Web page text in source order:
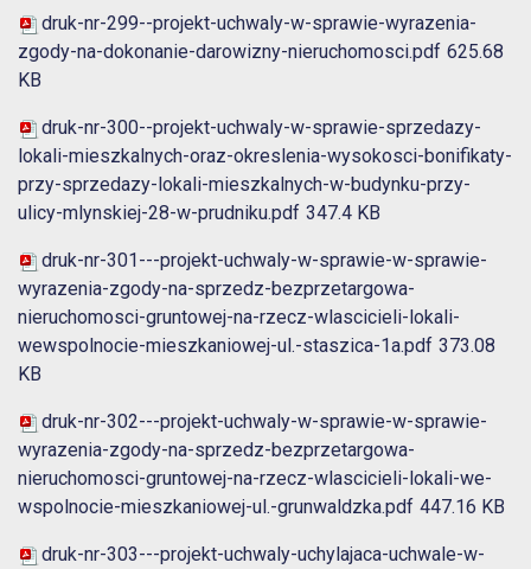
druk-nr-299--projekt-uchwaly-w-sprawie-wyrazenia-
zgody-na-dokonanie-darowizny-nieruchomosci.pdf 625.68
KB
druk-nr-300--projekt-uchwaly-w-sprawie-sprzedazy-
lokali-mieszkalnych-oraz-okreslenia-wysokosci-bonifikaty-
przy-sprzedazy-lokali-mieszkalnych-w-budynku-przy-
ulicy-mlynskiej-28-w-prudniku.pdf 347.4 KB
druk-nr-301---projekt-uchwaly-w-sprawie-w-sprawie-
wyrazenia-zgody-na-sprzedz-bezprzetargowa-
nieruchomosci-gruntowej-na-rzecz-wlascicieli-lokali-
wewspolnocie-mieszkaniowej-ul.-staszica-1a.pdf 373.08
KB
druk-nr-302---projekt-uchwaly-w-sprawie-w-sprawie-
wyrazenia-zgody-na-sprzedz-bezprzetargowa-
nieruchomosci-gruntowej-na-rzecz-wlascicieli-lokali-we-
wspolnocie-mieszkaniowej-ul.-grunwaldzka.pdf 447.16 KB
druk-nr-303---projekt-uchwaly-uchylajaca-uchwale-w-